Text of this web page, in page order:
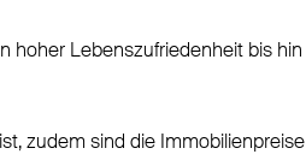
hoher Lebenszufriedenheit bis hin
zudem sind die Immobilienpreise